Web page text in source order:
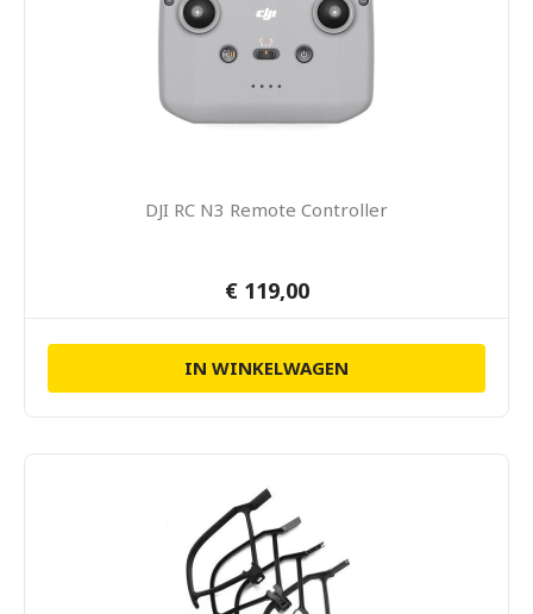
DJI RC N3 Remote Controller
€ 119,00
IN WINKELWAGEN